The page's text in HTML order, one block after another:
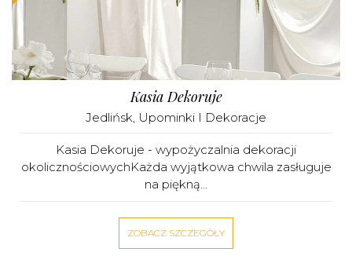
Kasia Dekoruje
Jedlińsk, Upominki I Dekoracje
Kasia Dekoruje - wypożyczalnia dekoracji
okolicznościowychKażda wyjątkowa chwila zasługuje
na piękną...
ZOBACZ SZCZEGÓŁY